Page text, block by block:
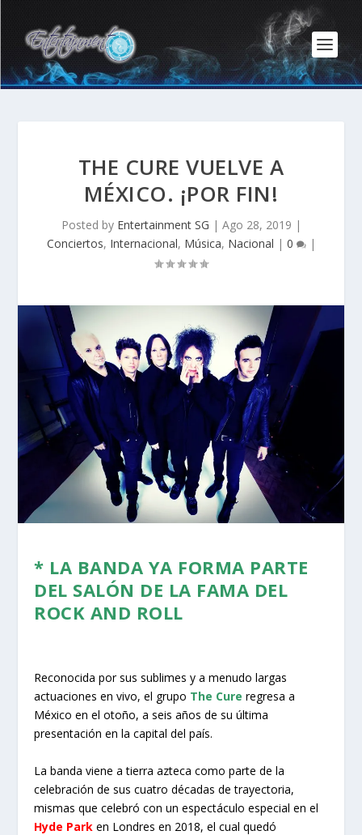
THE CURE VUELVE A
MÉXICO. ¡POR FIN!
Posted by Entertainment SG | Ago 28, 2019 |
Conciertos, Internacional, Música, Nacional | 0 |
* LA BANDA YA FORMA PARTE
DEL SALÓN DE LA FAMA DEL
ROCK AND ROLL
Reconocida por sus sublimes y a menudo largas
actuaciones en vivo, el grupo The Cure regresa a
México en el otoño, a seis años de su última
presentación en la capital del país.
La banda viene a tierra azteca como parte de la
celebración de sus cuatro décadas de trayectoria,
mismas que celebró con un espectáculo especial en el
Hyde Park en Londres en 2018, el cual quedó